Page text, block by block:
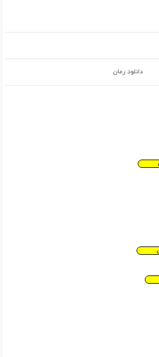
دانلود رمان